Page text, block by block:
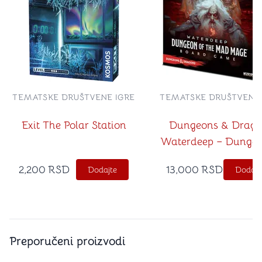
Exit The Polar Station
TEMATSKE DRUŠTVENE IGRE
2,200 RSD Dodajte
Dungeons &
Waterdeep –
the Mad Mage
TEMATSKE DRUŠTVENE
13,000 RSD
Preporučeni proizvodi